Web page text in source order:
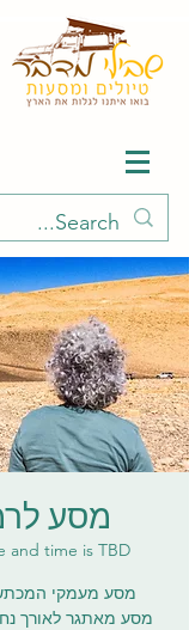
מסע
and time is TBD
מסע מאתגר לאורך